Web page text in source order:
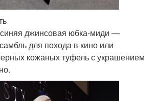
синяя джинсовая юбка-миди —
для похода в кино или
кожаных туфель с украшением